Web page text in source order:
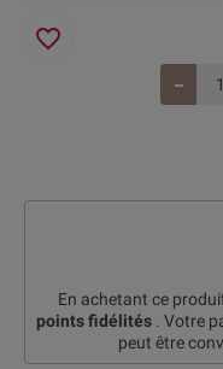
favorite_border
En achetant ce
points fidélités . Votre
peut être